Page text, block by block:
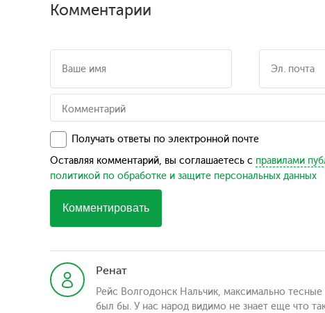
Комментарии
Получать ответы по электронной почте
Оставляя комментарий, вы соглашаетесь с правилами
политикой по обработке и защите персональных данных
Комментировать
Ренат
Рейс Волгодонск Нальчик, максимально
был бы. У нас народ видимо не знает еще что